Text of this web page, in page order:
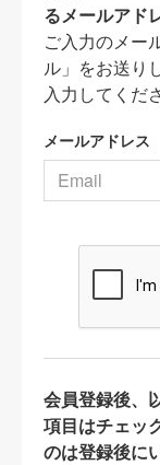
るメールアド
ご入力のメー
ル」をお送り
入力してくだ
メールアドレス
会員登録後、
項目はチェッ
のは登録後に